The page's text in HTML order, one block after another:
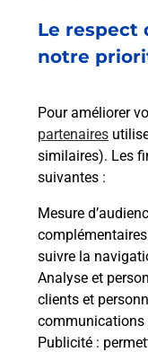
Le respect
notre
Pour améliorer
partenaires
similaires). Les
suivantes :
Mesure
suivre la
Analyse et
clients et
communications
Publicité :
Comment
l'épreuve
Comment
théorique du
l'épreuve
conduire ?
Combien de
pour réussir
permis de